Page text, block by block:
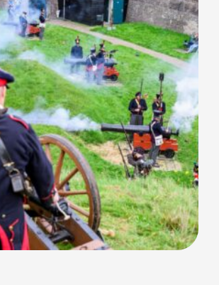
Bianco, Elena Reygadas en Justin …